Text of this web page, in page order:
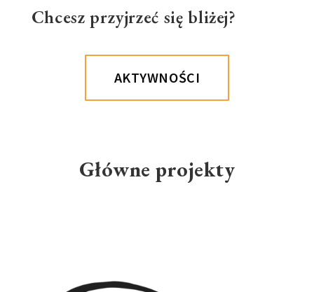
Chcesz przyjrzeć się bliżej?
AKTYWNOŚCI
Główne projekty